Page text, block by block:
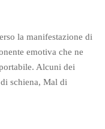
la manifestazione di
emotiva che ne
Alcuni dei
schiena, Mal di